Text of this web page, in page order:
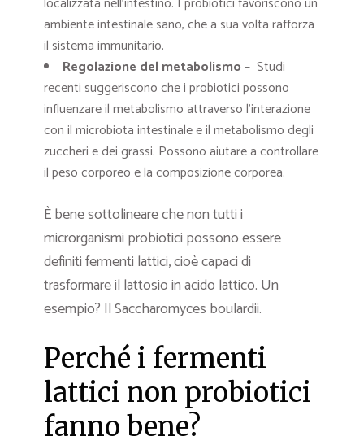
ambiente intestinale sano, che a sua volta rafforza
il sistema immunitario.
Regolazione del metabolismo– Studi
recenti suggeriscono che i probiotici possono
influenzare il metabolismo attraverso l’interazione
con il microbiota intestinale e il metabolismo degli
zuccheri e dei grassi. Possono aiutare a controllare
il peso corporeo e la composizione corporea.
È bene sottolineare che non tutti i
microrganismi probiotici possono essere
definiti fermenti lattici, cioè capaci di
trasformare il lattosio in acido lattico. Un
esempio? Il Saccharomyces boulardii.
Perché i fermenti
lattici non probiotici
fanno bene?